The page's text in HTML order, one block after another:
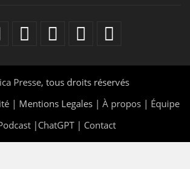
Presse, tous droits réservés
| Mentions Legales | À propos | Équipe
| ChatGPT| Contact